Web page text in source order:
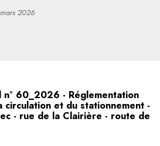
2026
60_2026 - Réglementation
et du stationnement -
- rue de la Clairière - route de